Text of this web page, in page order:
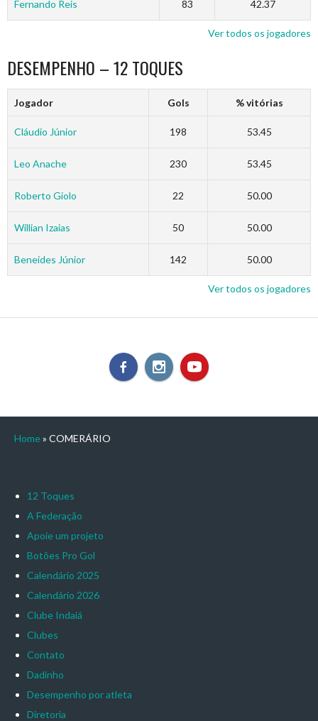
Fernando Reis 83 42.37
Ver todos os jogadores
DESEMPENHO – 12 TOQUES
Jogador Gols % vitórias
Cláudio Júnior 198 53.45
Leo Anache 230 53.45
Roberto Giolo 22 50.00
Willian Izaias 50 50.00
Beneides Júnior 142 50.00
Ver todos os jogadores
Home » COMERÁRIO
12 Toques
A Federação
Apoie um projeto
Botões Pro Gol
Calendário 2025
Calendário 2026
Clube Indaiá
Clubes
Contato
Dadinho
Desempenho por atleta
Diretoria